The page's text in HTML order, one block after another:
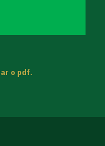
o pdf.